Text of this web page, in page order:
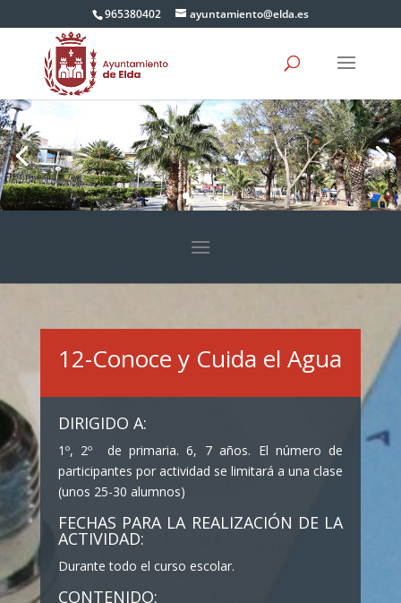
965380402 ayuntamiento@elda.es
12-Conoce y Cuida el Agua
DIRIGIDO A:
1º, 2º de primaria. 6, 7 años. El número de
participantes por actividad se limitará a una clase
(unos 25-30 alumnos)
FECHAS PARA LA REALIZACIÓN DE LA
ACTIVIDAD:
Durante todo el curso escolar.
CONTENIDO: